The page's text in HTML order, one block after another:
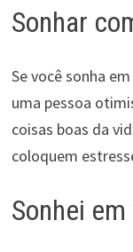
Sonhar
Se você sonha
uma pessoa
coisas boas da
coloquem
Sonhei